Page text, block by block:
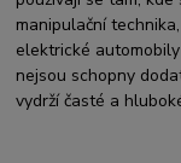
manipulační
elektrické
nejsou schopny
vydrží časté a